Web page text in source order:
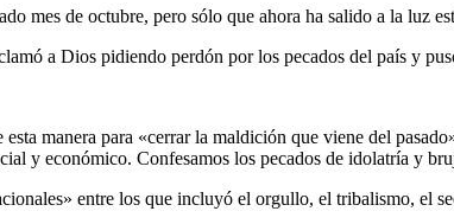
mes de octubre, pero sólo que ahora ha salido a la luz
a Dios pidiendo perdón por los pecados del país y
manera para «cerrar la maldición que viene del
y económico. Confesamos los pecados de idolatría y
entre los que incluyó el orgullo, el tribalismo, el